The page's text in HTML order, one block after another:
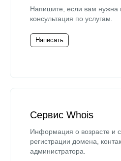
Напишите, если вам
консультация по услугам.
Написать
Сервис Whois
Информация о возрасте и
регистрации домена,
администратора.